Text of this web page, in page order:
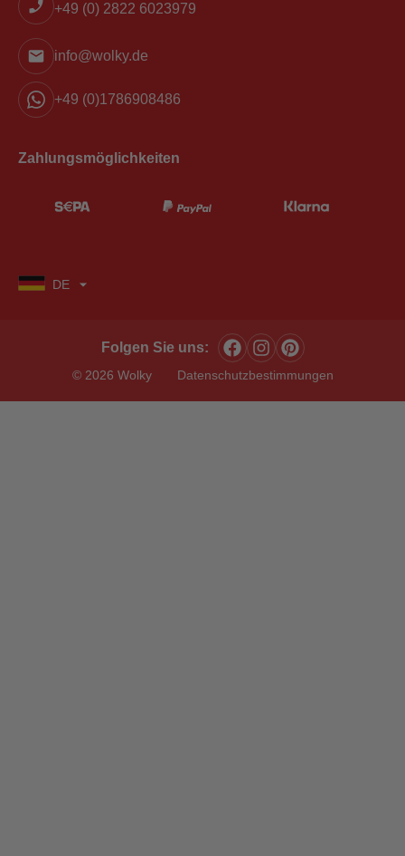
+49 (0) 2822 6023979
info@wolky.de
+49 (0)1786908486
Zahlungsmöglichkeiten
DE
© 2026 Wolky Datenschutzbestimmungen
Folgen Sie uns: